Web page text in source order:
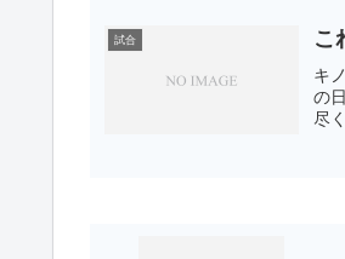
試合 こ
キ
の
尽